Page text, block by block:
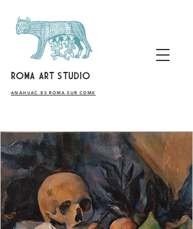
ROMA ART STUDIO
​ANÁHUAC 83 ROMA SUR CDMX